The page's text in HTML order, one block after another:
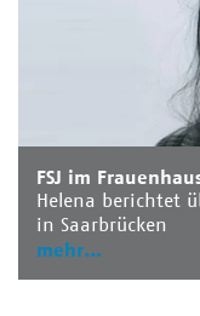
FSJ im
Helena berichtet
in Saarbrücken
mehr